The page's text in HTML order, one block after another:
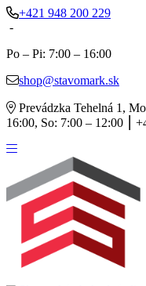
+421 948 200 229
-
Po – Pi: 7:00 – 16:00
shop@stavomark.sk
Prevádzka Tehelná 1,
16:00, So: 7:00 – 12:00 ⎮